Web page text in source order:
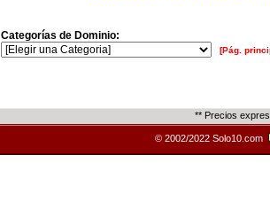
Categorías de Dominio:
[Pág.
** Precios
© 2002/2022 Solo10.com